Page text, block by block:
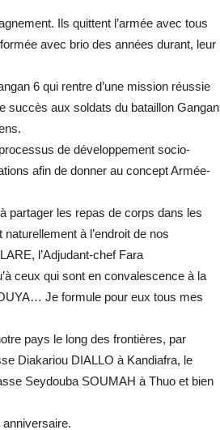
Ils quittent l’armée avec tous
avec brio des années durant, leur
6 qui rentre d’une mission réussie
aux soldats du bataillon Gangan
de développement socio-
afin de donner au concept Armée-
partager les repas de corps dans les
à l’endroit de nos
l’Adjudant-chef Fara
ceux qui sont en convalescence à la
Je formule pour eux tous mes
pays le long des frontières, par
Diakariou DIALLO à Kandiafra, le
Seydouba SOUMAH à Thuo et bien